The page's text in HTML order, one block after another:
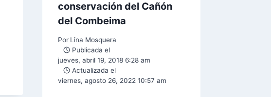
conservación del Cañón
del Combeima
Por Lina Mosquera
Publicada el
jueves, abril 19, 2018 6:28 am
Actualizada el
viernes, agosto 26, 2022 10:57 am